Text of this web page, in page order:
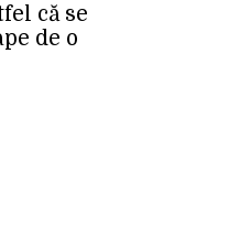
că se
de o